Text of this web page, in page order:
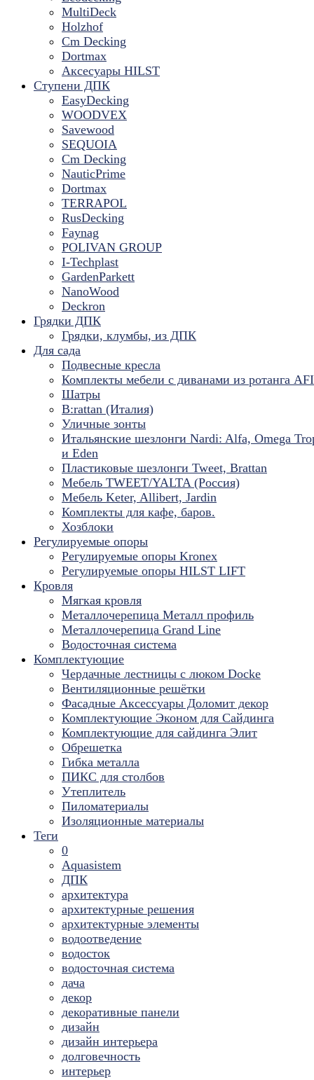
MultiDeck
Holzhof
Cm Decking
Dortmax
Аксесуары HILST
Ступени ДПК
EasyDecking
WOODVEX
Savewood
SEQUOIA
Cm Decking
NauticPrime
Dortmax
TERRAPOL
RusDecking
Faynag
POLIVAN GROUP
I-Techplast
GardenParkett
NanoWood
Deckron
Грядки ДПК
Грядки, клумбы, из ДПК
Для сада
Подвесные кресла
Комплекты мебели с диванами из ротанга
Шатры
B:rattan (Италия)
Уличные зонты
Итальянские шезлонги Nardi: Alfa, Omega
и Eden
Пластиковые шезлонги Tweet, Brattan
Мебель TWEET/YALTA (Россия)
Мебель Keter, Allibert, Jardin
Комплекты для кафе, баров.
Хозблоки
Регулируемые опоры
Регулируемые опоры Kronex
Регулируемые опоры HILST LIFT
Кровля
Мягкая кровля
Металлочерепица Металл профиль
Металлочерепица Grand Line
Водосточная система
Комплектующие
Чердачные лестницы с люком Docke
Вентиляционные решётки
Фасадные Аксессуары Доломит декор
Комплектующие Эконом для Сайдинга
Комплектующие для cайдинга Элит
Обрешетка
Гибка металла
ПИКС для столбов
Утеплитель
Пиломатериалы
Изоляционные материалы
Теги
0
Aquasistem
ДПК
архитектура
архитектурные решения
архитектурные элементы
водоотведение
водосток
водосточная система
дача
декор
декоративные панели
дизайн
дизайн интерьера
долговечность
интерьер